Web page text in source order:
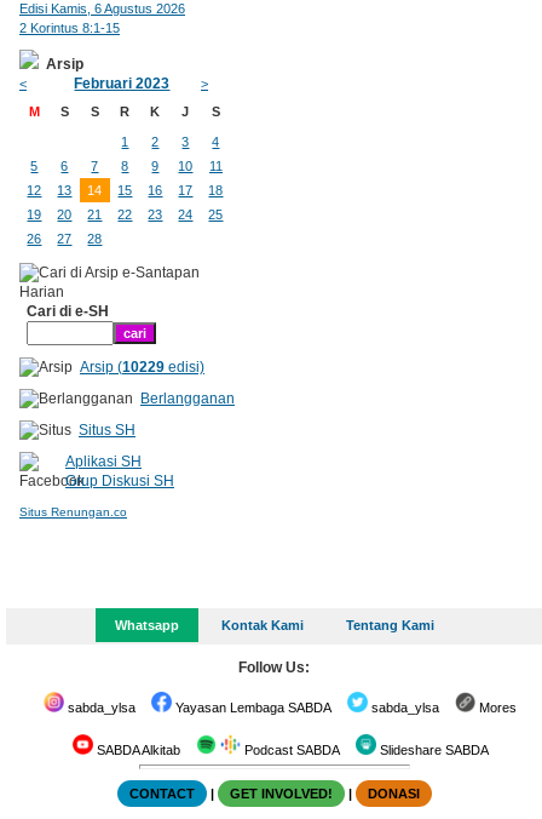
Edisi Kamis, 6 Agustus 2026
2 Korintus 8:1-15
Arsip
< Februari 2023
>
M
S S R K J S
1 2 3
4
5
6 7 8 9 10
11
12
13 14 15 16 17
18
19
20 21 22 23 24
25
26
27 28
Cari di e-SH
Arsip (10229edisi)
Berlangganan
Situs SH
Aplikasi SH
Grup Diskusi SH
Situs Renungan.co
Whatsapp Kontak Kami Tentang Kami
Follow Us:
sabda_ylsa Yayasan Lembaga SABDA sabda_ylsa Mores
SABDA Alkitab Podcast SABDA Slideshare SABDA
CONTACT | GET INVOLVED! | DONASI